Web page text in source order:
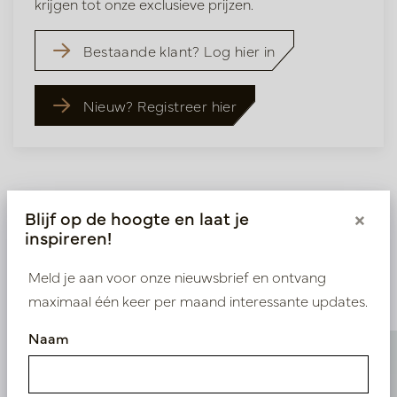
Bestaande klant? Log hier in
Nieuw? Registreer hier
Vergelijkbare
producten
Blijf op de hoogte en laat je
inspireren!
×
Meld je aan voor onze nieuwsbrief en ontvang
maximaal één keer per maand interessante updates.
Naam